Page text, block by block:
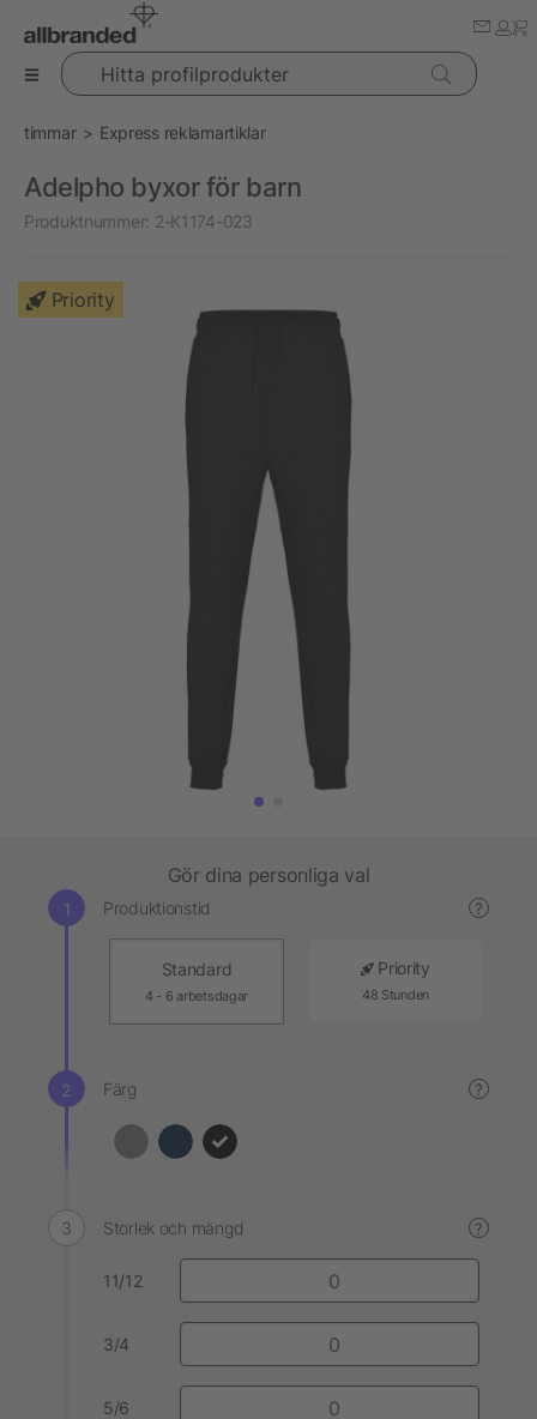
Hitta profilprodukter
timmar Express reklamartiklar
Adelpho byxor för barn
Produktnummer: 2-K1174-023
Priority
Gör dina personliga val
Produktionstid ?
Standard
4 - 6 arbetsdagar
Priority
48 Stunden
Färg ?
Storlek och mängd ?
11/12
3/4
5/6